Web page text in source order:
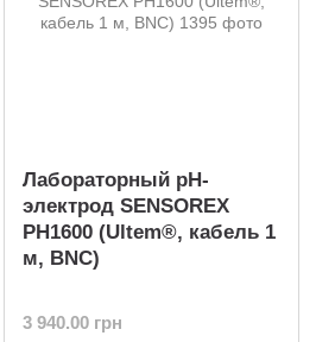
Лабораторный pH-
электрод SENSOREX
PH1600 (Ultem®, кабель 1
м, BNC)
3 940.00 грн